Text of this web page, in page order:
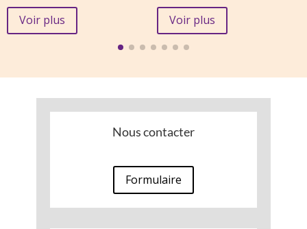
Voir plus Voir plus
Nous contacter
Formulaire